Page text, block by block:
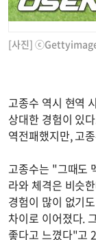
[사진]
고종수 역시 현역
상대한 경험이 있
역전패했지만, 고
고종수는 "그때도
라와 체격은 비슷
경험이 많이 없기
차이로 이어졌다.
좋다고 느꼈다"고